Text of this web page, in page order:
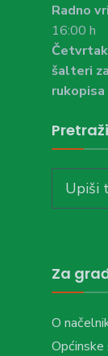
Radno
16:00 h
šalteri
rukopisa
Pretraži
for:
Za
O
Općinske